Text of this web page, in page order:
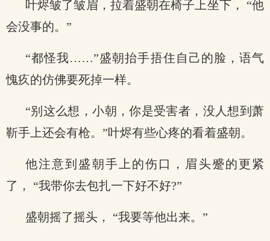
叶烬皱了皱眉，拉着盛朝在椅子上坐下， “他
会没事的。”
“都怪我……”盛朝抬手捂住自己的脸，语气
愧疚的仿佛要死掉一样。
“别这么想，小朝，你是受害者，没人想到萧
靳手上还会有枪。”叶烬有些心疼的看着盛朝。
他注意到盛朝手上的伤口，眉头蹙的更紧
了， “我带你去包扎一下好不好?”
盛朝摇了摇头， “我要等他出来。”